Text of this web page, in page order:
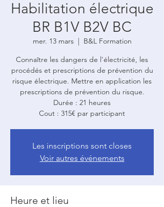
Habilitation électrique
BR B1V B2V BC
mer. 13 mars
  |
B&L Formation
Connaître les dangers de l'électricité, les
procédés et prescriptions de prévention du
risque électrique. Mettre en application les
prescriptions de prévention du risque.
Durée : 21 heures
Cout : 315€ par participant
Les inscriptions sont closes
Voir autres événements
Heure et lieu